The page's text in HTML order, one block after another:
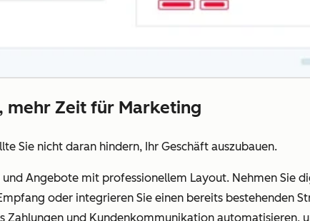
mehr Zeit für Marketing
Sie nicht daran hindern, Ihr Geschäft auszubauen.
und Angebote mit professionellem Layout. Nehmen Sie
oder integrieren Sie einen bereits bestehenden
Zahlungen und Kundenkommunikation automatisieren,